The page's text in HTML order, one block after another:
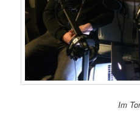
Im